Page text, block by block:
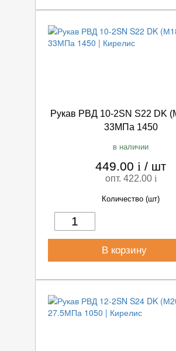
Рукав РВД 10-2SN S22 DK
33МПа 1450
в наличии
449.00i / шт
опт. 422.00 i
Количество (шт)
В корзину